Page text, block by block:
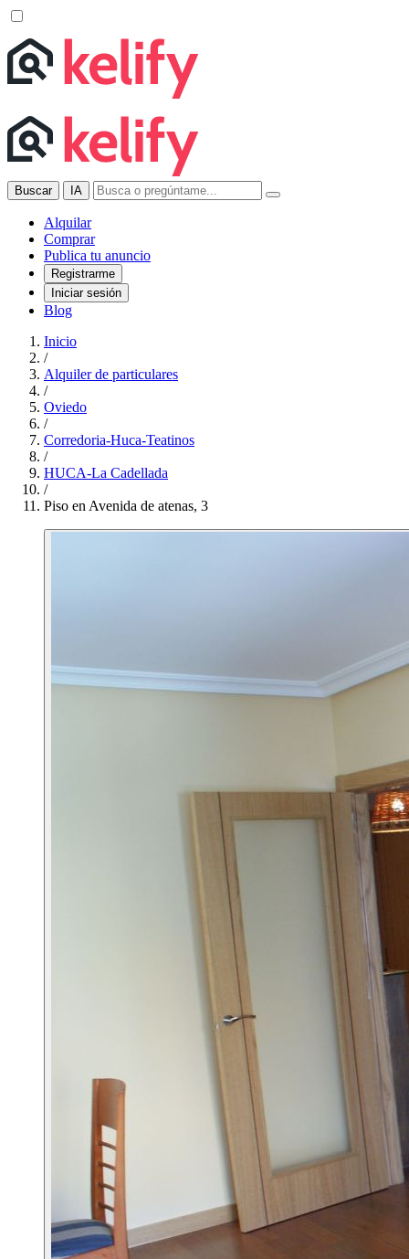
Buscar IA
Alquilar
Comprar
Publica tu anuncio
Registrarme
Iniciar sesión
Blog
Inicio
/
Alquiler de particulares
/
Oviedo
/
Corredoria-Huca-Teatinos
/
HUCA-La Cadellada
/
Piso en Avenida de atenas, 3